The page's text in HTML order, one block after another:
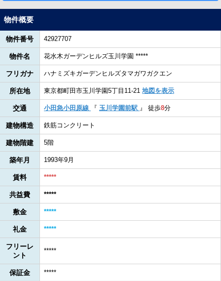
物件概要
物件番号 42927707
物件名 花水木ガーデンヒルズ玉川学園 *****
フリガナ ハナミズキガーデンヒルズタマガワガクエン
所在地 東京都町田市玉川学園5丁目11-21 地図を表示
交通 小田急小田原線 『 玉川学園前駅 』 徒歩8分
建物構造 鉄筋コンクリート
建物階建 5階
築年月 1993年9月
賃料 *****
共益費 *****
敷金 *****
礼金 *****
フリーレ
ント
*****
保証金 *****